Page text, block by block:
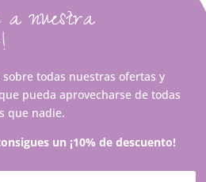
a nuestra
todas nuestras ofertas y
pueda aprovecharse de todas
que nadie.
un ¡10% de descuento!